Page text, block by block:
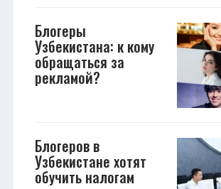
Блогеры
Узбекистана: к кому
обращаться за
рекламой?
Блогеров в
Узбекистане хотят
обучить налогам